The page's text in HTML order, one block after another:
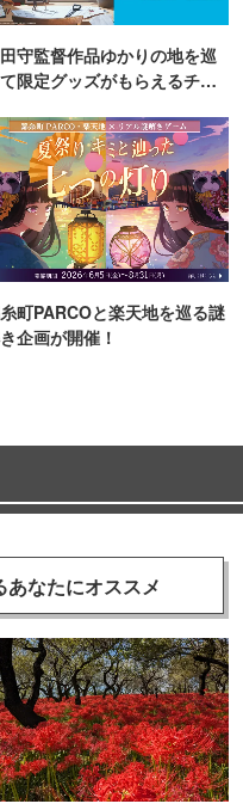
守監督作品ゆかりの地を巡
限定グッズがもらえるチャ
町PARCOと楽天地を巡る謎
企画が開催！
あなたにオススメ